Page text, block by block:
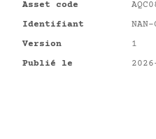
Asset code
Identifiant
NAN-
Version
1
Publié le